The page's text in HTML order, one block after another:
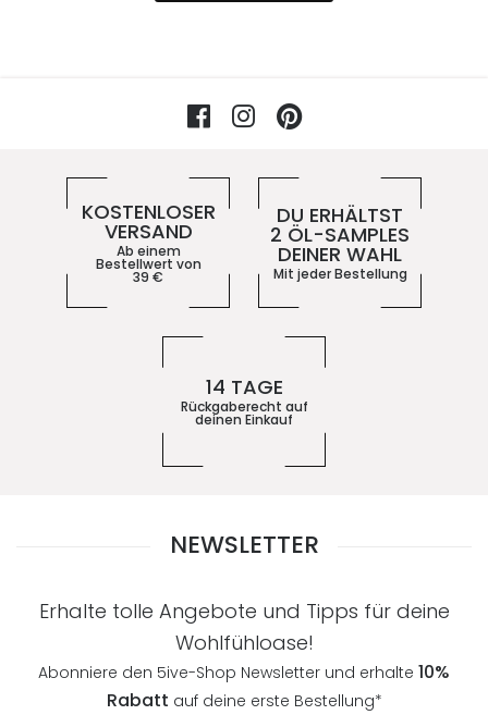
FacebookInstagram
KOSTENLOSER
VERSAND
Ab einem
Bestellwert von
39 €
DU ERHÄLTST
2 ÖL-SAMPLES
DEINER WAHL
Mit jeder Bestellung
14 TAGE
Rückgaberecht auf
deinen Einkauf
NEWSLETTER
Erhalte tolle Angebote und Tipps für deine
Wohlfühloase!
Abonniere den 5ive-Shop Newsletter und erhalte 10%
Rabatt auf deine erste Bestellung*